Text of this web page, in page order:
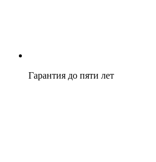
Гарантия до пяти лет